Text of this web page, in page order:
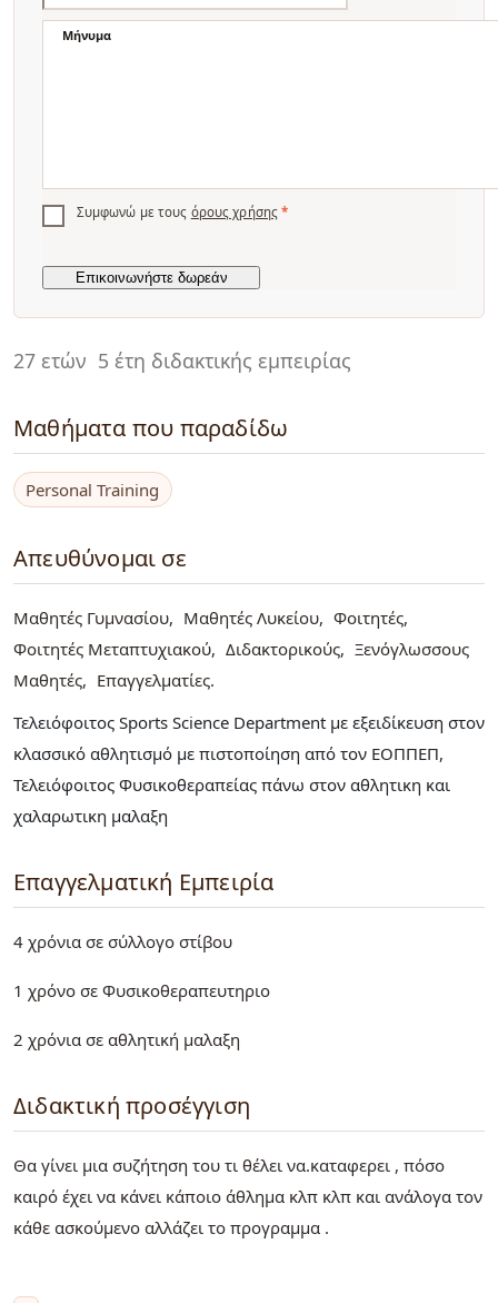
27 ετών 5 έτη διδακτικής εμπειρίας
Μαθήματα που παραδίδω
Personal Training
Απευθύνομαι σε
Μαθητές Γυμνασίου Μαθητές Λυκείου
Φοιτητές
Φοιτητές Μεταπτυχιακού
Διδακτορικούς
Ξενόγλωσσους
Μαθητές
Επαγγελματίες
Τελειόφοιτος Sports Science Department με εξειδίκευση στον
κλασσικό αθλητισμό με πιστοποίηση από τον ΕΟΠΠΕΠ,
Τελειόφοιτος Φυσικοθεραπείας πάνω στον αθλητικη και
χαλαρωτικη μαλαξη
Επαγγελματική Εμπειρία
4 χρόνια σε σύλλογο στίβου
1 χρόνο σε Φυσικοθεραπευτηριο
2 χρόνια σε αθλητική μαλαξη
Διδακτική προσέγγιση
Θα γίνει μια συζήτηση του τι θέλει να.καταφερει , πόσο
καιρό έχει να κάνει κάποιο άθλημα κλπ κλπ και ανάλογα τον
κάθε ασκούμενο αλλάζει το προγραμμα .
Μήνυμα
Συμφωνώ με τους όρους χρήσης *